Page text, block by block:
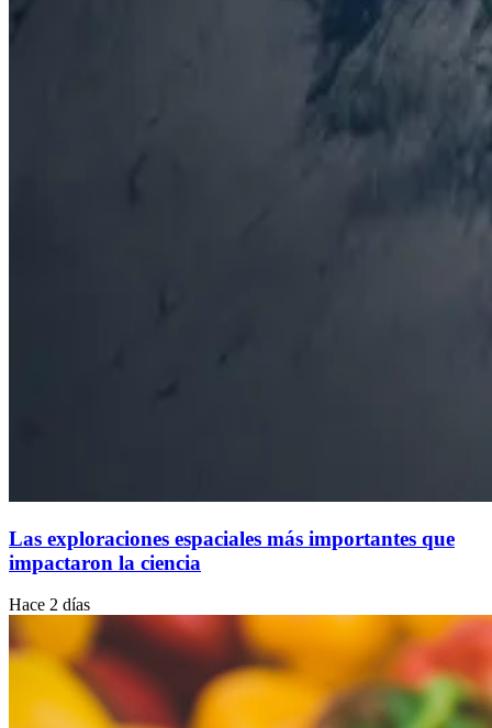
Las exploraciones espaciales más importantes que
impactaron la ciencia
Hace 2 días